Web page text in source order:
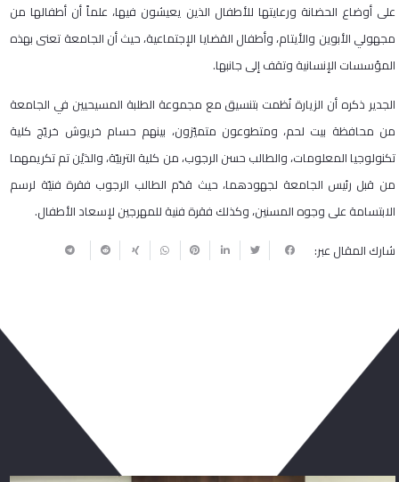
على أوضاع الحضانة ورعايتها للأطفال الذين يعيشون فيها، علماً أن أطفالها من
مجهولي الأبوين والأيتام، وأطفال القضايا الإجتماعية، حيث أن الجامعة تعنى بهذه
المؤسسات الإنسانية وتقف إلى جانبها.
الجدير ذكره أن الزيارة نُظمت بتنسيق مع مجموعة الطلبة المسيحيين في الجامعة
من محافظة بيت لحم، ومتطوعون متميّزون، بينهم حسام خريوش خريّج كلية
تكنولوجيا المعلومات، والطالب حسن الرجوب، من كلية التربيّة، والذيْن تم تكريمهما
من قبل رئيس الجامعة لجهودهما، حيث قدّم الطالب الرجوب فقرة فنيّة لرسم
الابتسامة على وجوه المسنين، وكذلك فقرة فنية للمهرجين لإسعاد الأطفال.
شارك المقال عبر: